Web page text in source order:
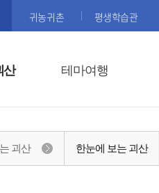
귀농귀촌 평생학습관
산 테마여행
괴산 한눈에 보는 괴산